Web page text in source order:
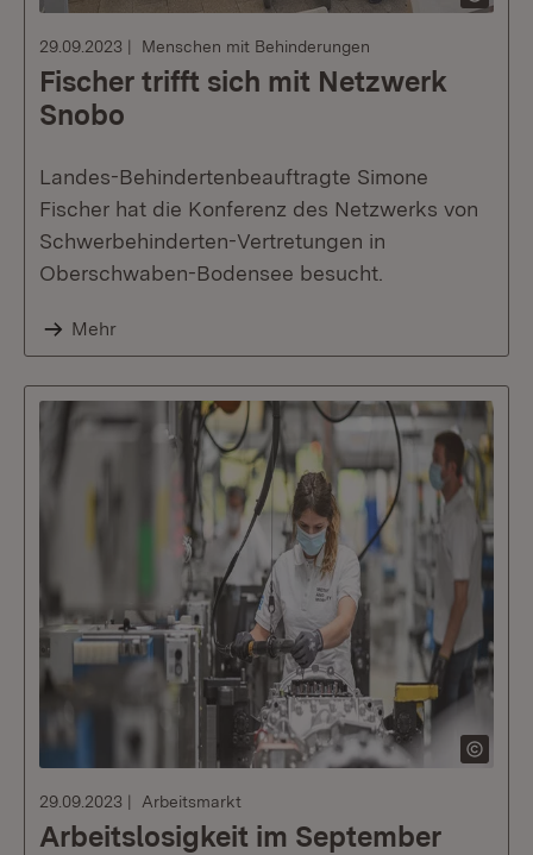
29.09.2023 Menschen mit Behinderungen
Fischer trifft sich mit Netzwerk
Snobo
Landes-Behindertenbeauftragte Simone
Fischer hat die Konferenz des Netzwerks von
Schwerbehinderten-Vertretungen in
Oberschwaben-Bodensee besucht.
Mehr
29.09.2023 Arbeitsmarkt
Arbeitslosigkeit im September